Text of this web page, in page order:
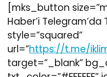
[mks_button
Haber’i Telegram’da
style=”squared”
url=”https://t.me/
target=”_blank”